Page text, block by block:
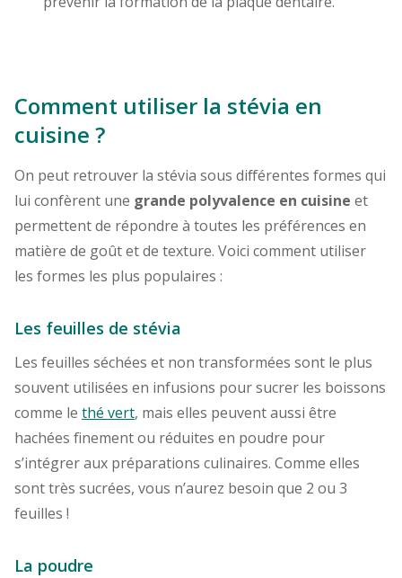
Comment utiliser la stévia en
cuisine ?
On peut retrouver la stévia sous différentes formes qui
lui confèrent une grande polyvalence en cuisine et
permettent de répondre à toutes les préférences en
matière de goût et de texture. Voici comment utiliser
les formes les plus populaires :
Les feuilles de stévia
Les feuilles séchées et non transformées sont le plus
souvent utilisées en infusions pour sucrer les boissons
comme le thé vert, mais elles peuvent aussi être
hachées finement ou réduites en poudre pour
s’intégrer aux préparations culinaires. Comme elles
sont très sucrées, vous n’aurez besoin que 2 ou 3
feuilles !
La poudre